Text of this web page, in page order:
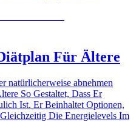
Für Ältere
natürlicherweise abnehmen
So Gestaltet, Dass Er
Ist. Er Beinhaltet Optionen,
Die Energielevels Im